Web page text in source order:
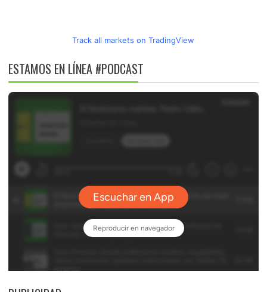
Track all markets on TradingView
ESTAMOS EN LÍNEA #PODCAST